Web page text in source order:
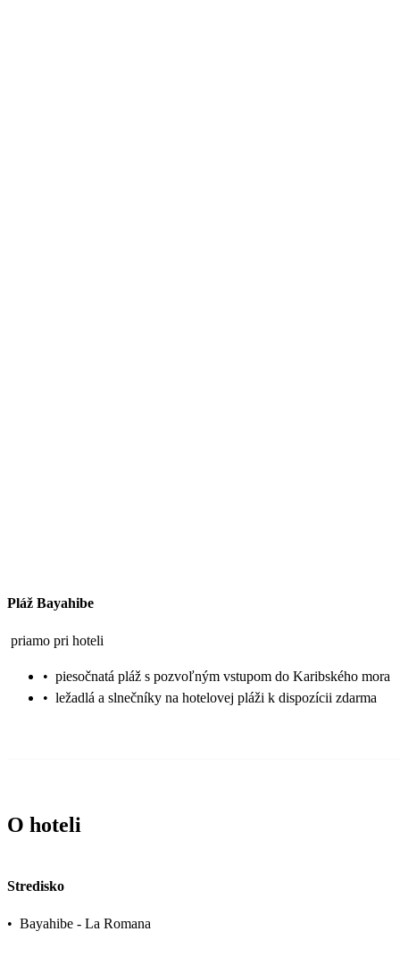
Pláž Bayahibe
priamo pri hoteli
• piesočnatá pláž s pozvoľným vstupom do Karibského mora
• ležadlá a slnečníky na hotelovej pláži k dispozícii zdarma
O hoteli
Stredisko
• Bayahibe - La Romana